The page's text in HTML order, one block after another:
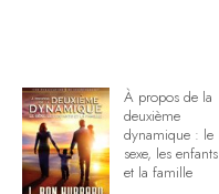
À propos de la
deuxième
dynamique : le
sexe, les enfants
et la famille